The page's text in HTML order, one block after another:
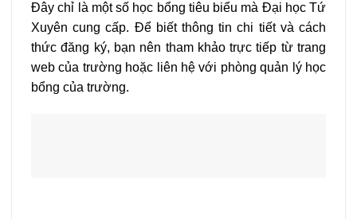
Đây chỉ là một số học bổng tiêu biểu mà Đại học Tứ
Xuyên cung cấp. Để biết thông tin chi tiết và cách
thức đăng ký, bạn nên tham khảo trực tiếp từ trang
web của trường hoặc liên hệ với phòng quản lý học
bổng của trường.